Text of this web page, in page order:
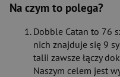
Na czym to polega?
Dobble Catan to 76
nich znajduje się 9
talii zawsze łączy
Naszym celem jest